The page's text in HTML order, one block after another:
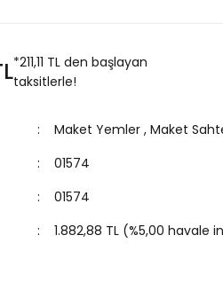
*211,11 TL den başlayan
taksitlerle!
Maket Yemler , Maket
01574
01574
1.882,88 TL (%5,00 havale